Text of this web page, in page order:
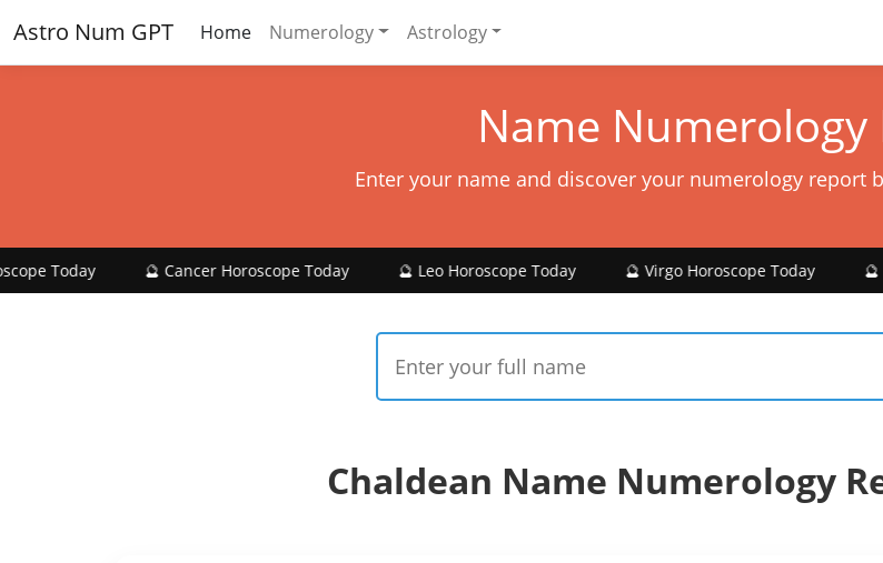
Astro Num GPT Home Numerology Astrology
Name Numerology
Enter your name and discover your numerology report
🔮 Cancer Horoscope Today 🔮 Leo Horoscope Today 🔮 Virgo Horoscope Today 🔮 Libra
Chaldean Name Numerology